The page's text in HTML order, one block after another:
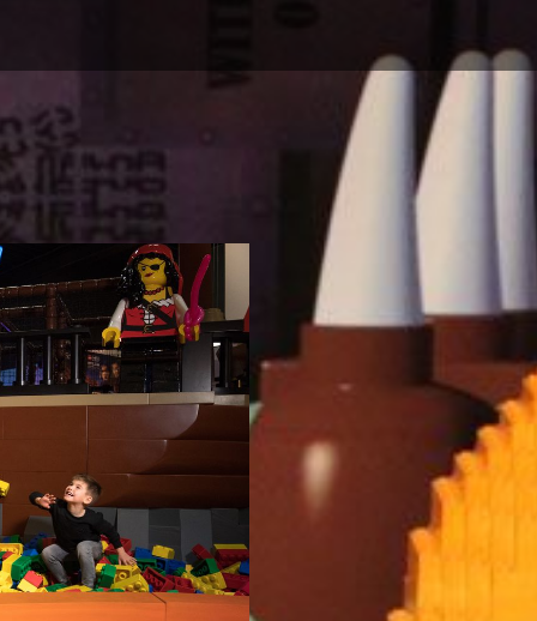
SEHENSWERTES
Eigenen Eintrag kostenlos erstellen >